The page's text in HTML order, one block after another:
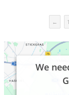
← 1
We